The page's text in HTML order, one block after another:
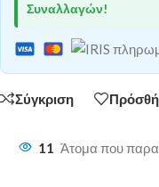
Συναλλαγών!
Σύγκριση
11 Άτομα που